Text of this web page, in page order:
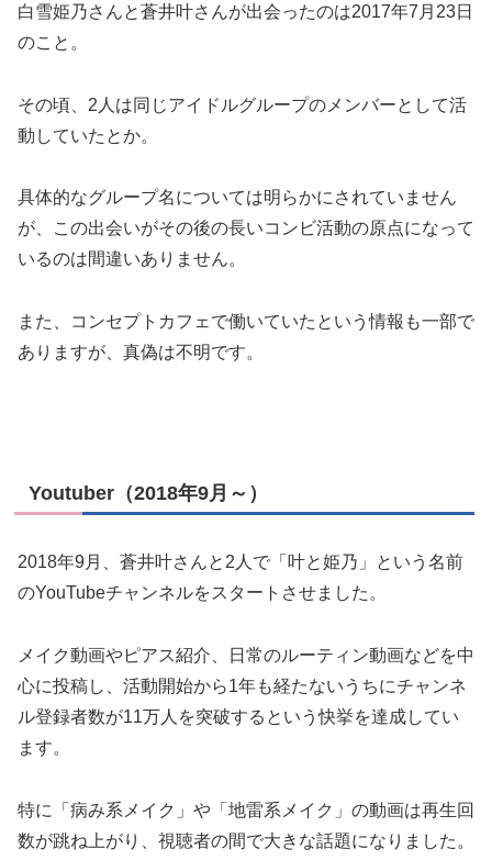
白雪姫乃さんと蒼井叶さんが出会ったのは2017年7月23日
のこと。
その頃、2人は同じアイドルグループのメンバーとして活
動していたとか。
具体的なグループ名については明らかにされていません
が、この出会いがその後の長いコンビ活動の原点になって
いるのは間違いありません。
また、コンセプトカフェで働いていたという情報も一部で
ありますが、真偽は不明です。
Youtuber（2018年9月～）
2018年9月、蒼井叶さんと2人で「叶と姫乃」という名前
のYouTubeチャンネルをスタートさせました。
メイク動画やピアス紹介、日常のルーティン動画などを中
心に投稿し、活動開始から1年も経たないうちにチャンネ
ル登録者数が11万人を突破するという快挙を達成してい
ます。
特に「病み系メイク」や「地雷系メイク」の動画は再生回
数が跳ね上がり、視聴者の間で大きな話題になりました。